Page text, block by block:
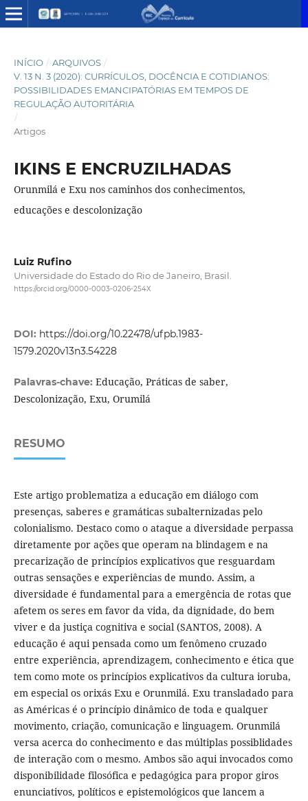
INÍCIO / ARQUIVOS /
V. 13 N. 3 (2020): CURRÍCULOS, DOCÊNCIA E COTIDIANOS:
POSSIBILIDADES EMANCIPATÓRIAS EM TEMPOS DE
REGULAÇÃO AUTORITÁRIA
/
Artigos
IKINS E ENCRUZILHADAS
Orunmilá e Exu nos caminhos dos conhecimentos,
educações e descolonização
Luiz Rufino
Universidade do Estado do Rio de Janeiro, Brasil.
https://orcid.org/0000-0003-0206-254X
DOI: https://doi.org/10.22478/ufpb.1983-
1579.2020v13n3.54228
Palavras-chave: Educação, Práticas de saber,
Descolonização, Exu, Orumilá
RESUMO
Este artigo problematiza a educação em diálogo com
presenças, saberes e gramáticas subalternizadas pelo
colonialismo. Destaco como o ataque a diversidade perpassa
diretamente por ações que operam na blindagem e na
precarização de princípios explicativos que resguardam
outras sensações e experiências de mundo. Assim, a
diversidade é fundamental para a emergência de rotas que
afetem os seres em favor da vida, da dignidade, do bem
viver e da justiça cognitiva e social (SANTOS, 2008). A
educação é aqui pensada como um fenômeno cruzado
entre experiência, aprendizagem, conhecimento e ética que
tem como mote os princípios explicativos da cultura ioruba,
em especial os orixás Exu e Orunmilá. Exu transladado para
as Américas é o princípio dinâmico de toda e qualquer
movimento, criação, comunicação e linguagem. Orunmilá
versa acerca do conhecimento e das múltiplas possiblidades
de interação com o mesmo. Ambos são aqui invocados como
disponibilidade filosófica e pedagógica para propor giros
enunciativos, políticos e epistemológicos que lancem a